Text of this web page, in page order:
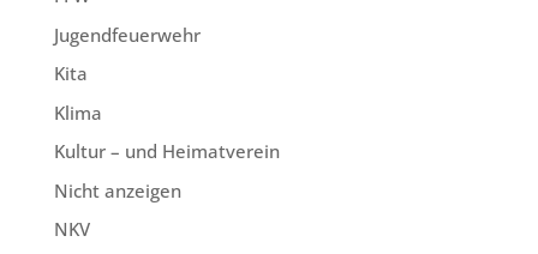
Jugendfeuerwehr
Kita
Klima
Kultur – und Heimatverein
Nicht anzeigen
NKV